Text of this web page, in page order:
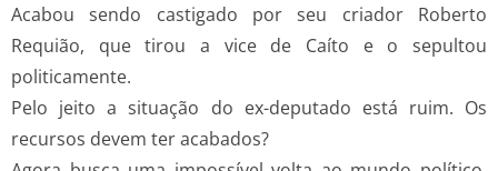
Acabou sendo castigado por seu criador Roberto
Requião, que tirou a vice de Caíto e o sepultou
politicamente.
Pelo jeito a situação do ex-deputado está ruim. Os
recursos devem ter acabados?